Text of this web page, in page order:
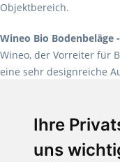
Ihre
uns
Objektbereich.
Wineo Bio
Wineo, der Vorreiter für
eine sehr designreiche
Weichmacher und
Verlegearten ist er für
Empfehlung:Wineo
Teppiche für ein